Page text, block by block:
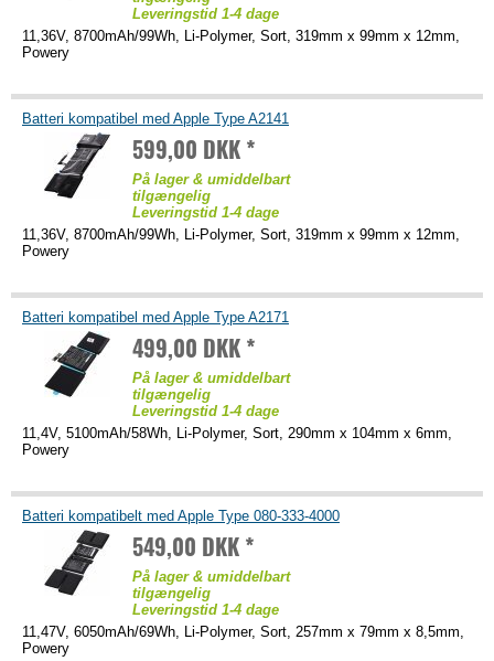
Leveringstid 1-4 dage
11,36V, 8700mAh/99Wh, Li-Polymer, Sort, 319mm x 99mm x 12mm,
Powery
Batteri kompatibel med Apple Type A2141
599,00 DKK *
På lager & umiddelbart
tilgængelig
Leveringstid 1-4 dage
11,36V, 8700mAh/99Wh, Li-Polymer, Sort, 319mm x 99mm x 12mm,
Powery
Batteri kompatibel med Apple Type A2171
499,00 DKK *
På lager & umiddelbart
tilgængelig
Leveringstid 1-4 dage
11,4V, 5100mAh/58Wh, Li-Polymer, Sort, 290mm x 104mm x 6mm,
Powery
Batteri kompatibelt med Apple Type 080-333-4000
549,00 DKK *
På lager & umiddelbart
tilgængelig
Leveringstid 1-4 dage
11,47V, 6050mAh/69Wh, Li-Polymer, Sort, 257mm x 79mm x 8,5mm,
Powery